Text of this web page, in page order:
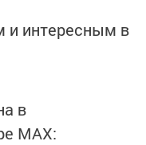
интересным в
в
MАХ: